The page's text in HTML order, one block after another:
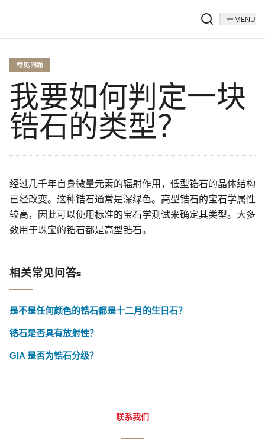
MENU
常见问题
我要如何判定一块
锆石的类型？
经过几千年自身微量元素的辐射作用，低型锆石的晶体结构
已经改变。这种锆石通常是深绿色。高型锆石的宝石学属性
较高，因此可以使用标准的宝石学测试来确定其类型。大多
数用于珠宝的锆石都是高型锆石。
相关常见问答s
是不是任何颜色的锆石都是十二月的生日石？
锆石是否具有放射性？
GIA 是否为锆石分级？
联系我们